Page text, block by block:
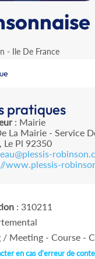
- Ile De France
pratiques
: Mairie
La Mairie - Service
Le Pl 92350
www.plessis-
: 310211
Meeting - Course -
en cas d'erreur de